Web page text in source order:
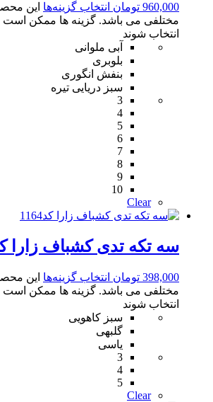
960,000 تومان انتخاب گزینه‌ها این
مختلفی می باشد. گزینه ها ممکن
انتخاب شوند
آبی ملوانی
بلوبری
بنفش انگوری
سبز دریایی تیره
3
4
5
6
7
8
9
10
Clear
سه تکه تدی کشباف زارا
398,000 تومان انتخاب گزینه‌ها این
مختلفی می باشد. گزینه ها ممکن
انتخاب شوند
سبز کاهویی
گلبهی
یاسی
3
4
5
Clear